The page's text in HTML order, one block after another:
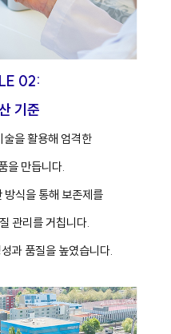
02:
기준
을 활용해 엄격한
을 만듭니다.
방식을 통해 보존제를
관리를 거칩니다.
과 품질을 높였습니다.